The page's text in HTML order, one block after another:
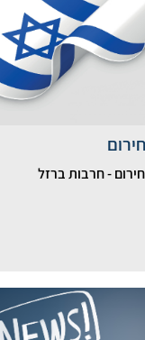
- חרבות ברזל